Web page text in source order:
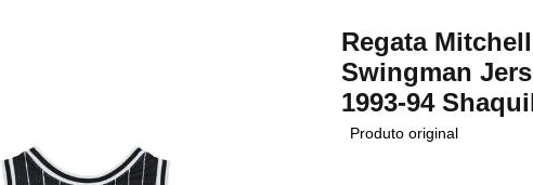
Regata
Swingman
1993-94
Produto original